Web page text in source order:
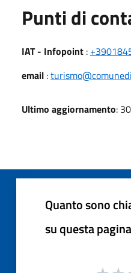
Punti di
IAT - Infopoint :
email :
Ultimo aggiornamento:
Quanto sono
su questa